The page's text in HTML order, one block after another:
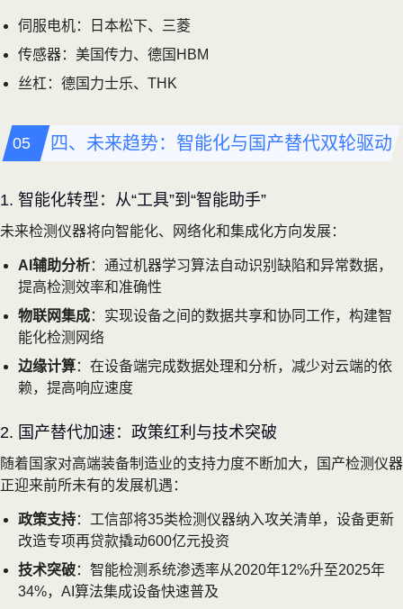
伺服电机：日本松下、三菱
传感器：美国传力、德国HBM
丝杠：德国力士乐、THK
四、未来趋势：智能化与国产替代双轮驱动
1. 智能化转型：从“工具”到“智能助手”
未来检测仪器将向智能化、网络化和集成化方向发展：
AI辅助分析：通过机器学习算法自动识别缺陷和异常数据，
提高检测效率和准确性
物联网集成：实现设备之间的数据共享和协同工作，构建智
能化检测网络
边缘计算：在设备端完成数据处理和分析，减少对云端的依
赖，提高响应速度
2. 国产替代加速：政策红利与技术突破
随着国家对高端装备制造业的支持力度不断加大，国产检测仪器
正迎来前所未有的发展机遇：
政策支持：工信部将35类检测仪器纳入攻关清单，设备更新
改造专项再贷款撬动600亿元投资
技术突破：智能检测系统渗透率从2020年12%升至2025年
34%，AI算法集成设备快速普及